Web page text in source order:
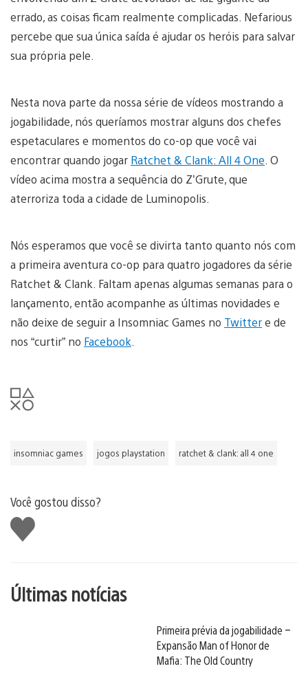
errado, as coisas ficam realmente complicadas. Nefarious
percebe que sua única saída é ajudar os heróis para salvar
sua própria pele.
Nesta nova parte da nossa série de vídeos mostrando a
jogabilidade, nós queríamos mostrar alguns dos chefes
espetaculares e momentos do co-op que você vai
encontrar quando jogar Ratchet & Clank: All 4 One . O
vídeo acima mostra a sequência do Z’Grute, que
aterroriza toda a cidade de Luminopolis.
Nós esperamos que você se divirta tanto quanto nós com
a primeira aventura co-op para quatro jogadores da série
Ratchet & Clank. Faltam apenas algumas semanas para o
lançamento, então acompanhe as últimas novidades e
não deixe de seguir a Insomniac Games no Twittere de
nos “curtir” no Facebook
insomniac games jogos playstation ratchet & clank: all 4 one
Você gostou disso?
Curtir
Últimas notícias
Primeira prévia da jogabilidade –
Expansão Man of Honor de
Mafia: The Old Country